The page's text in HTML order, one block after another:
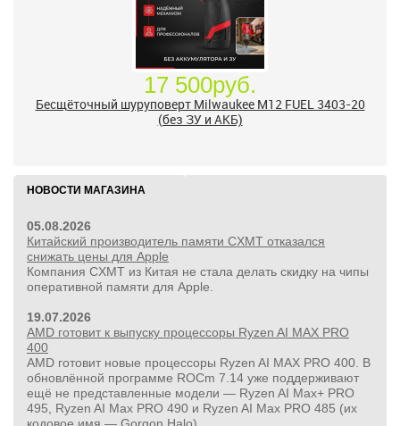
17 500руб.
Бесщёточный шуруповерт Milwaukee M12 FUEL 3403-20
(без ЗУ и АКБ)
НОВОСТИ МАГАЗИНА
05.08.2026
Китайский производитель памяти CXMT отказался
снижать цены для Apple
Компания CXMT из Китая не стала делать скидку на чипы
оперативной памяти для Apple.
19.07.2026
AMD готовит к выпуску процессоры Ryzen AI MAX PRO
400
AMD готовит новые процессоры Ryzen AI MAX PRO 400. В
обновлённой программе ROCm 7.14 уже поддерживают
ещё не представленные модели — Ryzen AI Max+ PRO
495, Ryzen AI Max PRO 490 и Ryzen AI Max PRO 485 (их